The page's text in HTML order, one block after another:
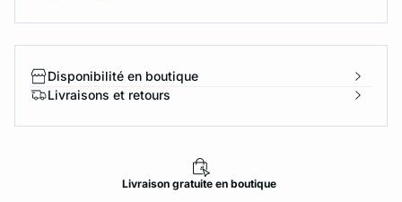
Disponibilité en boutique
Livraisons et retours
Livraisongratuiteen boutique